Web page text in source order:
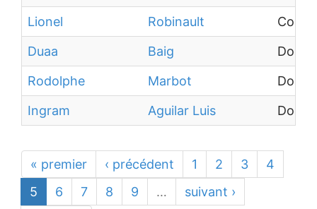
Lionel
Robinault
Duaa
Baig
Rodolphe
Marbot
Ingram
Aguilar Luis
« premier ‹ précédent 1 2 3
4
5
6 7 8 9 …
suivant ›